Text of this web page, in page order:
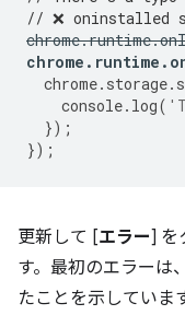
// ❌ oninstalled
chrome.runtime.
chrome . runtime .
chrome. storage.
console. log(
});
});
更新して [エラー] を
す。最初のエラーは
たことを示していま